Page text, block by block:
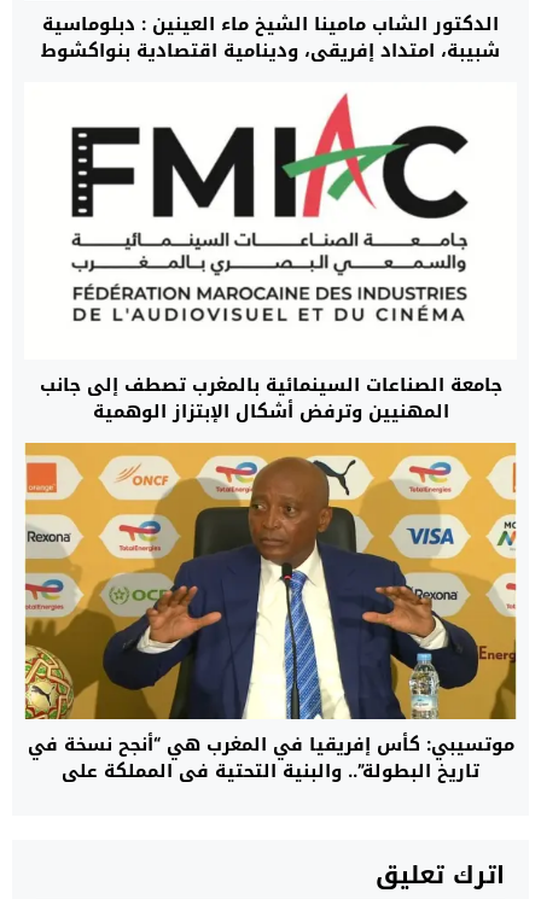
الدكتور الشاب مامينا الشيخ ماء العينين : دبلوماسية
شبيبة، امتداد إفريقي، ودينامية اقتصادية بنواكشوط
جامعة الصناعات السينمائية بالمغرب تصطف إلى جانب
المهنيين وترفض أشكال الإبتزاز الوهمية
موتسيبي: كأس إفريقيا في المغرب هي “أنجح نسخة في
تاريخ البطولة”.. والبنية التحتية في المملكة على
اترك تعليق